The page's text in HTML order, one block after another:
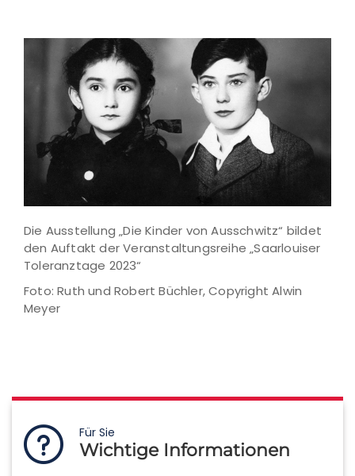
Die Ausstellung „Die Kinder von Ausschwitz“ bildet
den Auftakt der Veranstaltungsreihe „Saarlouiser
Toleranztage 2023“
Foto: Ruth und Robert Büchler, Copyright Alwin
Meyer
Für Sie
Wichtige Informationen